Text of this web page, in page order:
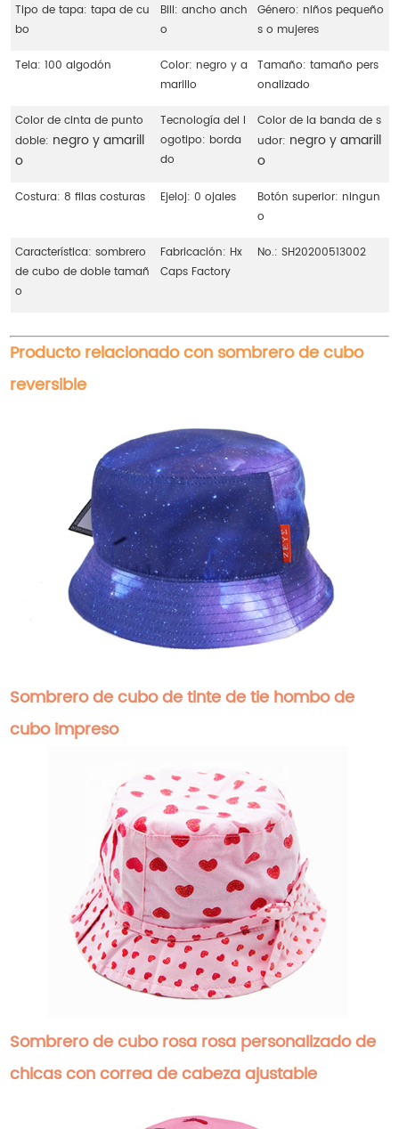
Tipo de tapa: tapa de cu
bo
Bill: ancho anch
o
Género: niños pequeño
s o mujeres
Tela: 100 algodón
Color: negro y a
marillo
Tamaño: tamaño pers
onalizado
Color de cinta de punto
doble: negro y amarill
o
Tecnología del l
ogotipo: borda
do
Color de la banda de s
udor: negro y amarill
o
Costura: 8 filas costuras Ejeloj: 0 ojales
Botón superior: ningun
o
Característica: sombrero
de cubo de doble tamañ
o
Fabricación: Hx
Caps Factory
No.: SH20200513002
Producto relacionado con sombrero de cubo
reversible
Sombrero de cubo de tinte de tie hombo de
cubo impreso
Sombrero de cubo rosa rosa personalizado de
chicas con correa de cabeza ajustable